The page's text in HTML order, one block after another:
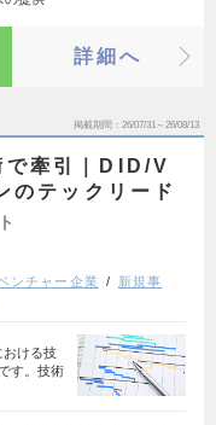
詳細へ
掲載期間 26/07/31～26/08/13
で牽引｜DID/V
のテックリード
ンチャー企業
新規事
おける技
す。技術